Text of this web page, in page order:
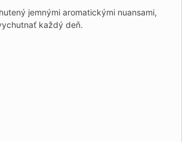
jemnými aromatickými nuansami,
každý deň.